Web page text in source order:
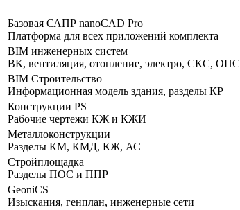
Базовая САПР nanoCAD Pro
Платформа для всех приложений комплекта
BIM инженерных систем
ВК, вентиляция, отопление, электро, СКС, ОПС
BIM Строительство
Информационная модель здания, разделы КР
Конструкции PS
Рабочие чертежи КЖ и КЖИ
Металлоконструкции
Разделы КМ, КМД, КЖ, АС
Стройплощадка
Разделы ПОС и ППР
GeoniCS
Изыскания, генплан, инженерные сети